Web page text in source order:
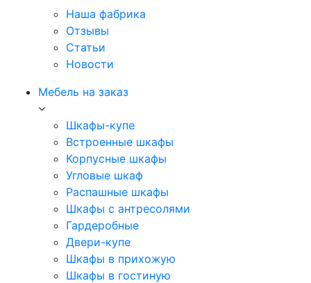
Наша фабрика
Отзывы
Статьи
Новости
Мебель на заказ
Шкафы-купе
Встроенные шкафы
Корпусные шкафы
Угловые шкаф
Распашные шкафы
Шкафы с антресолями
Гардеробные
Двери-купе
Шкафы в прихожую
Шкафы в гостиную